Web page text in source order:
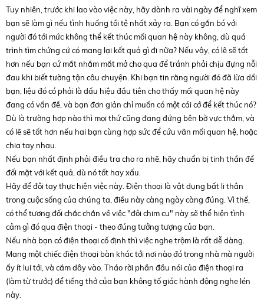
Tuy nhiên, trước khi lao vào việc này, hãy dành ra vài ngày để nghĩ xem
bạn sẽ làm gì nếu tình huống tồi tệ nhất xảy ra. Bạn có gắn bó với
người đó tới mức không thể kết thúc mối quan hệ này không, dù quá
trình tìm chứng cứ có mang lại kết quả gì đi nữa? Nếu vậy, có lẽ sẽ tốt
hơn nếu bạn cứ mắt nhắm mắt mở cho qua để tránh phải chịu đựng nỗi
đau khi biết tường tận câu chuyện. Khi bạn tin rằng người đó đã lừa dối
bạn, liệu đó có phải là dấu hiệu đầu tiên cho thấy mối quan hệ này
đang có vấn đề, và bạn đơn giản chỉ muốn có một cái cớ để kết thúc nó?
Dù là trường hợp nào thì mọi thứ cũng đang đứng bên bờ vực thẳm, và
có lẽ sẽ tốt hơn nếu hai bạn cùng hợp sức để cứu vãn mối quan hệ, hoặc
chia tay nhau.
Nếu bạn nhất định phải điều tra cho ra nhẽ, hãy chuẩn bị tinh thần để
đối mặt với kết quả, dù nó tốt hay xấu.
Hãy để đôi tay thực hiện việc này. Điện thoại là vật dụng bất li thân
trong cuộc sống của chúng ta, điều này càng ngày càng đúng. Vì thế,
có thể tương đối chắc chắn về việc "đôi chim cu" này sẽ thể hiện tình
cảm gì đó qua điện thoại - theo đúng tưởng tượng của bạn.
Nếu nhà bạn có điện thoại cố định thì việc nghe trộm là rất dễ dàng.
Mang một chiếc điện thoại bàn khác tới nơi nào đó trong nhà mà người
ấy ít lui tới, và cắm dây vào. Tháo rời phần đầu nói của điện thoại ra
(làm từ trước) để tiếng thở của bạn không tố giác hành động nghe lén
này.